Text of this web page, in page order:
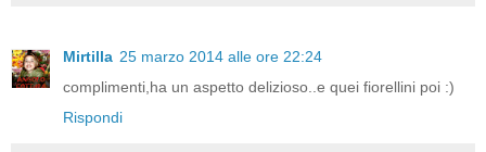
Mirtilla 25 marzo 2014 alle ore 22:24
complimenti,ha un aspetto delizioso..e quei fiorellini poi :)
Rispondi